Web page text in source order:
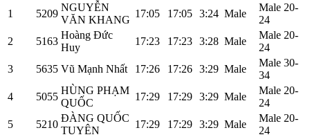
1 5209
NGUYỄN
VĂN KHANG
17:05 17:05 3:24 Male
Male 20-
24
2
5163
Hoàng Đức
Huy
17:23 17:23 3:28 Male
Male 20-
24
3
5635 Vũ Mạnh Nhất 17:26 17:26 3:29 Male
Male 30-
34
4
5055
HÙNG PHẠM
QUỐC
17:29 17:29 3:29 Male
Male 20-
24
5
5210
ĐÀNG QUỐC
TUYÊN
17:29 17:29 3:29 Male
Male 20-
24